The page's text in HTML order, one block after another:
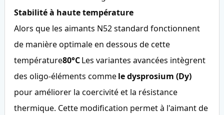
Stabilité à haute température
Alors que les aimants N52 standard fonctionnent
de manière optimale en dessous de cette
température80°CLes variantes avancées intègrent
des oligo-éléments commele dysprosium (Dy)
pour améliorer la coercivité et la résistance
thermique. Cette modification permet à l'aimant de